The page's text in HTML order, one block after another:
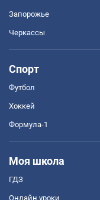
Запорожье
Черкассы
Спорт
Футбол
Хоккей
Формула-1
Моя школа
ГДЗ
Онлайн уроки